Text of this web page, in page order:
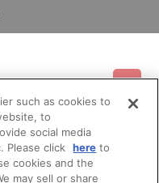
シーポリシー
such as cookies to
to
social media
Please click here to
cookies and the
may sell or share